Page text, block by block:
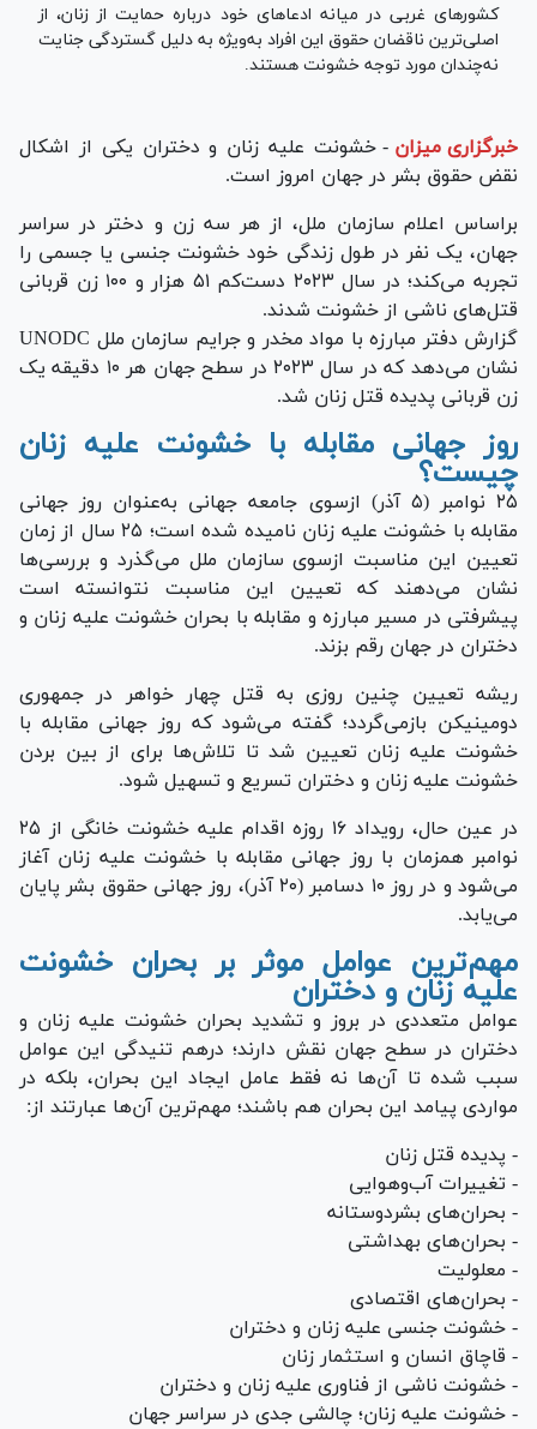
کشورهای غربی در میانه ادعاهای خود درباره حمایت از زنان، از
اصلی‌ترین ناقضان حقوق این افراد به‌ویژه به دلیل گستردگی جنایت
نه‌چندان مورد توجه خشونت هستند.
خبرگزاری میزان - خشونت علیه زنان و دختران یکی از اشکال
نقض حقوق بشر در جهان امروز است.
براساس اعلام سازمان ملل، از هر سه زن و دختر در سراسر
جهان، یک نفر در طول زندگی خود خشونت جنسی یا جسمی را
تجربه می‌کند؛ در سال ۲۰۲۳ دست‌کم ۵۱ هزار و ۱۰۰ زن قربانی
قتل‌های ناشی از خشونت شدند.
گزارش دفتر مبارزه با مواد مخدر و جرایم سازمان ملل UNODC
نشان می‌دهد که در سال ۲۰۲۳ در سطح جهان هر ۱۰ دقیقه یک
زن قربانی پدیده قتل زنان شد.
روز جهانی مقابله با خشونت علیه زنان
چیست؟
۲۵ نوامبر (۵ آذر) ازسوی جامعه جهانی به‌عنوان روز جهانی
مقابله با خشونت علیه زنان نامیده شده است؛ ۲۵ سال از زمان
تعیین این مناسبت ازسوی سازمان ملل می‌گذرد و بررسی‌ها
نشان می‌دهند که تعیین این مناسبت نتوانسته است
پیشرفتی در مسیر مبارزه و مقابله با بحران خشونت علیه زنان و
دختران در جهان رقم بزند.
ریشه تعیین چنین روزی به قتل چهار خواهر در جمهوری
دومینیکن بازمی‌گردد؛ گفته می‌شود که روز جهانی مقابله با
خشونت علیه زنان تعیین شد تا تلاش‌ها برای از بین بردن
خشونت علیه زنان و دختران تسریع و تسهیل شود.
در عین حال، رویداد ۱۶ روزه اقدام علیه خشونت خانگی از ۲۵
نوامبر همزمان با روز جهانی مقابله با خشونت علیه زنان آغاز
می‌شود و در روز ۱۰ دسامبر (۲۰ آذر)، روز جهانی حقوق بشر پایان
می‌یابد.
مهم‌ترین عوامل موثر بر بحران خشونت
علیه زنان و دختران
عوامل متعددی در بروز و تشدید بحران خشونت علیه زنان و
دختران در سطح جهان نقش دارند؛ درهم تنیدگی این عوامل
سبب شده تا آن‌ها نه فقط عامل ایجاد این بحران، بلکه در
مواردی پیامد این بحران هم باشند؛ مهم‌ترین آن‌ها عبارتند از:
- پدیده قتل زنان
- تغییرات آب‌وهوایی
- بحران‌های بشردوستانه
- بحران‌های بهداشتی
- معلولیت
- بحران‌های اقتصادی
- خشونت جنسی علیه زنان و دختران
- قاچاق انسان و استثمار زنان
- خشونت ناشی از فناوری علیه زنان و دختران
- خشونت علیه زنان؛ چالشی جدی در سراسر جهان